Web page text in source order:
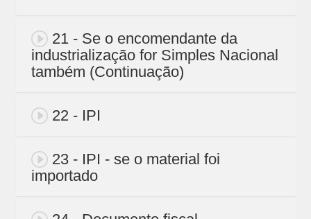
21 - Se o encomendante da
industrialização for Simples Nacional
também (Continuação)
22 - IPI
23 - IPI - se o material foi
importado